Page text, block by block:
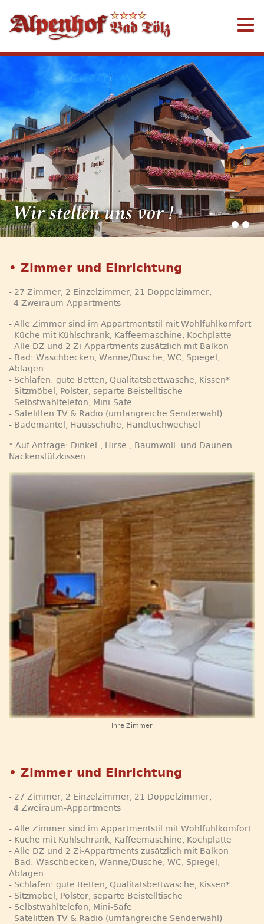
Wir stellen uns vor !
• Zimmer und Einrichtung
- 27 Zimmer, 2 Einzelzimmer, 21 Doppelzimmer,
4 Zweiraum-Appartments
- Alle Zimmer sind im Appartmentstil mit Wohlfühlkomfort
- Küche mit Kühlschrank, Kaffeemaschine, Kochplatte
- Alle DZ und 2 Zi-Appartments zusätzlich mit Balkon
- Bad: Waschbecken, Wanne/Dusche, WC, Spiegel,
Ablagen
- Schlafen: gute Betten, Qualitätsbettwäsche, Kissen*
- Sitzmöbel, Polster, separte Beistelltische
- Selbstwahltelefon, Mini-Safe
- Satelitten TV & Radio (umfangreiche Senderwahl)
- Bademantel, Hausschuhe, Handtuchwechsel
* Auf Anfrage: Dinkel-, Hirse-, Baumwoll- und Daunen-
Nackenstützkissen
Ihre Zimmer
• Zimmer und Einrichtung
- 27 Zimmer, 2 Einzelzimmer, 21 Doppelzimmer,
4 Zweiraum-Appartments
- Alle Zimmer sind im Appartmentstil mit Wohlfühlkomfort
- Küche mit Kühlschrank, Kaffeemaschine, Kochplatte
- Alle DZ und 2 Zi-Appartments zusätzlich mit Balkon
- Bad: Waschbecken, Wanne/Dusche, WC, Spiegel,
Ablagen
- Schlafen: gute Betten, Qualitätsbettwäsche, Kissen*
- Sitzmöbel, Polster, separte Beistelltische
- Selbstwahltelefon, Mini-Safe
- Satelitten TV & Radio (umfangreiche Senderwahl)